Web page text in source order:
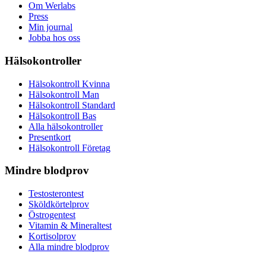
Om Werlabs
Press
Min journal
Jobba hos oss
Hälsokontroller
Hälsokontroll Kvinna
Hälsokontroll Man
Hälsokontroll Standard
Hälsokontroll Bas
Alla hälsokontroller
Presentkort
Hälsokontroll Företag
Mindre blodprov
Testosterontest
Sköldkörtelprov
Östrogentest
Vitamin & Mineraltest
Kortisolprov
Alla mindre blodprov